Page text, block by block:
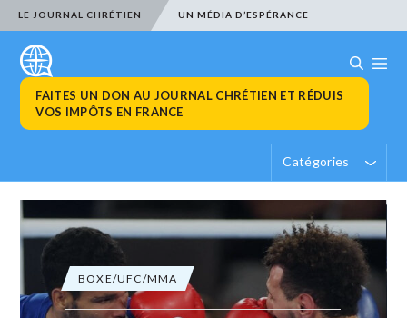
LE JOURNAL CHRÉTIEN UN MÉDIA D’ESPÉRANCE
FAITES UN DON AU JOURNAL CHRÉTIEN ET RÉDUIS
VOS IMPÔTS EN FRANCE
Catégories
BOXE/UFC/MMA